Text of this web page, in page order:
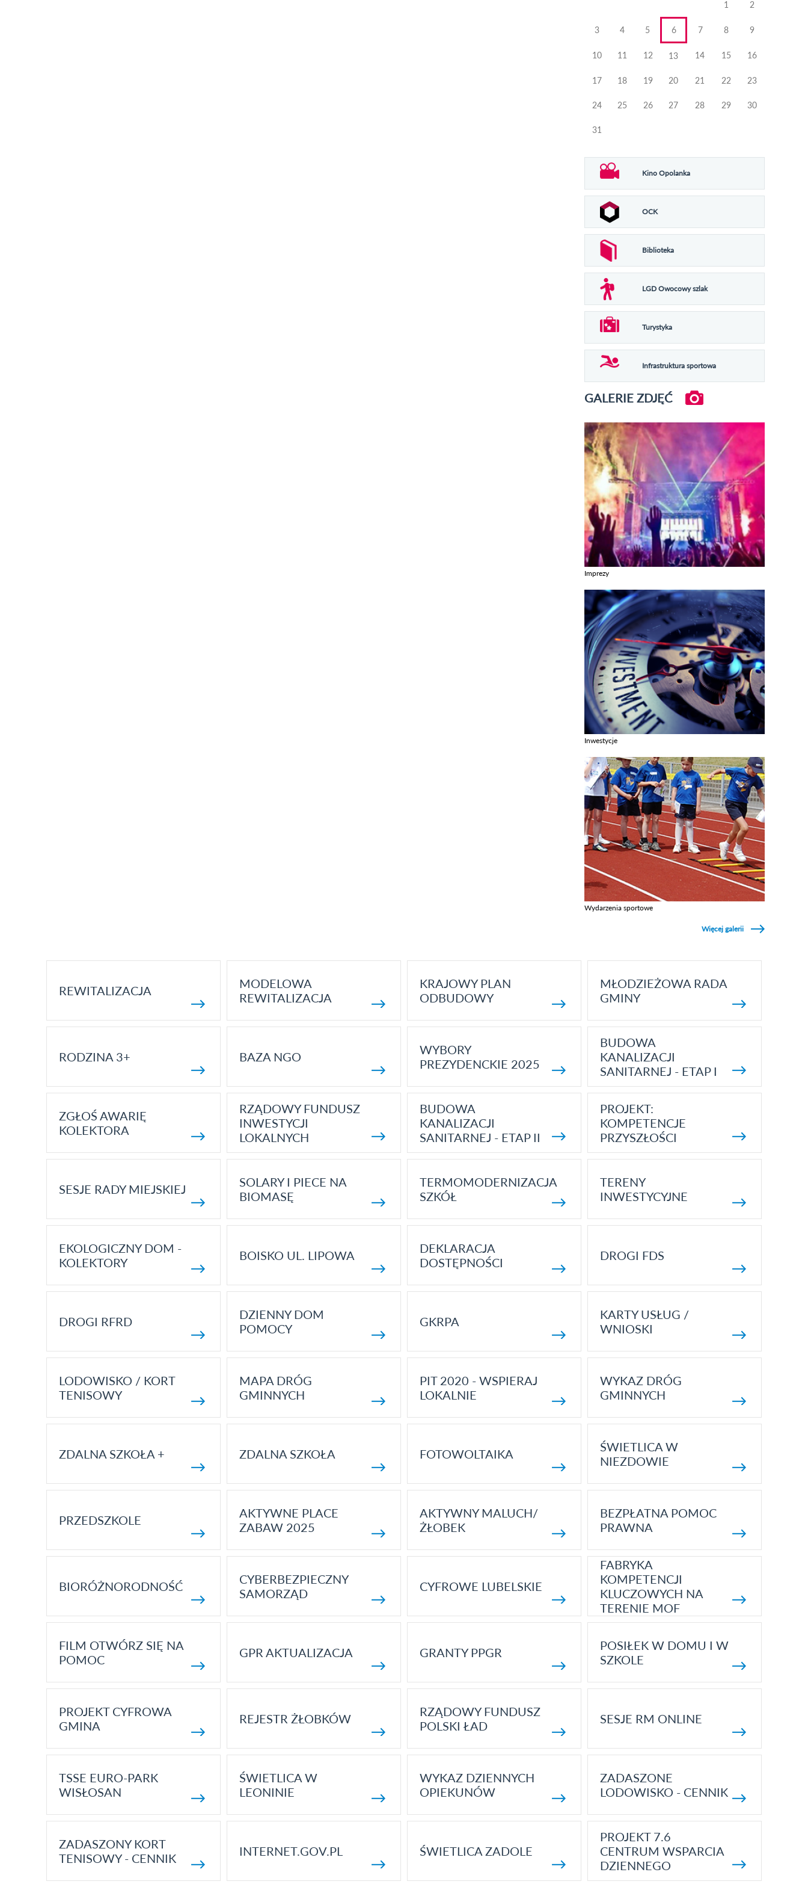
1 2
3 4 5 6 7 8 9
10 11 12 13 14 15 16
17 18 19 20 21 22 23
24 25 26 27 28 29 30
31
Kino Opolanka
OCK
Biblioteka
LGD Owocowy szlak
Turystyka
Infrastruktura sportowa
GALERIE ZDJĘĆ
Imprezy
Inwestycje
Wydarzenia sportowe
Więcej galerii
REWITALIZACJA
MODELOWA
REWITALIZACJA
KRAJOWY PLAN
ODBUDOWY
MŁODZIEŻOWA RADA
GMINY
RODZINA 3+ BAZA NGO
WYBORY
PREZYDENCKIE 2025
BUDOWA
KANALIZACJI
SANITARNEJ - ETAP I
ZGŁOŚ AWARIĘ
KOLEKTORA
RZĄDOWY FUNDUSZ
INWESTYCJI
LOKALNYCH
BUDOWA
KANALIZACJI
SANITARNEJ - ETAP II
PROJEKT:
KOMPETENCJE
PRZYSZŁOŚCI
SESJE RADY MIEJSKIEJ
SOLARY I PIECE NA
BIOMASĘ
TERMOMODERNIZACJA
SZKÓŁ
TERENY
INWESTYCYJNE
EKOLOGICZNY DOM -
KOLEKTORY
BOISKO UL. LIPOWA
DEKLARACJA
DOSTĘPNOŚCI
DROGI FDS
DROGI RFRD
DZIENNY DOM
POMOCY
GKRPA
KARTY USŁUG /
WNIOSKI
LODOWISKO / KORT
TENISOWY
MAPA DRÓG
GMINNYCH
PIT 2020 - WSPIERAJ
LOKALNIE
WYKAZ DRÓG
GMINNYCH
ZDALNA SZKOŁA + ZDALNA SZKOŁA FOTOWOLTAIKA
ŚWIETLICA W
NIEZDOWIE
PRZEDSZKOLE
AKTYWNE PLACE
ZABAW 2025
AKTYWNY MALUCH/
ŻŁOBEK
BEZPŁATNA POMOC
PRAWNA
BIORÓŻNORODNOŚĆ
CYBERBEZPIECZNY
SAMORZĄD
CYFROWE LUBELSKIE
FABRYKA
KOMPETENCJI
KLUCZOWYCH NA
TERENIE MOF
FILM OTWÓRZ SIĘ NA
POMOC
GPR AKTUALIZACJA GRANTY PPGR
POSIŁEK W DOMU I W
SZKOLE
PROJEKT CYFROWA
GMINA
REJESTR ŻŁOBKÓW
RZĄDOWY FUNDUSZ
POLSKI ŁAD
SESJE RM ONLINE
TSSE EURO-PARK
WISŁOSAN
ŚWIETLICA W
LEONINIE
WYKAZ DZIENNYCH
OPIEKUNÓW
ZADASZONE
LODOWISKO - CENNIK
ZADASZONY KORT
TENISOWY - CENNIK
INTERNET.GOV.PL ŚWIETLICA ZADOLE
PROJEKT 7.6
CENTRUM WSPARCIA
DZIENNEGO